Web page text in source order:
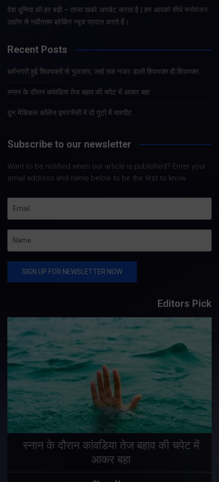
देश दुनिया की हर बड़ी – ताजा खबरे अपडेट करता है | हम आपको सीधे मनोरंजन
उद्योग से नवीनतम ब्रेकिंग न्यूज प्रदान करते हैं।
Recent Posts
धर्मनगरी हुई शिवभक्तों से गुलजार, जहां तक नजर डालों शिवभक्त ही शिवभक्त
स्नान के दौरान कांवडिया तेज बहाव की चपेट में आकर बहा
दून मेडिकल कॉलेज इमरजेंसी में दो गुटों में मारपीट
Subscribe to our newsletter
Want to be notified when our article is published? Enter your
email address and name below to be the first to know.
Editors Pick
स्नान के दौरान कांवडिया तेज बहाव की चपेट में
आकर बहा